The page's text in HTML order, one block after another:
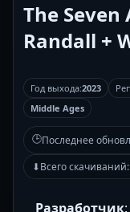
The
Randall +
Год выхода:2023
Middle Ages
🕒Последнее
⬇Всего скачиваний:
Разработчик